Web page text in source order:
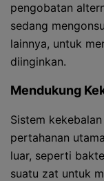
pengobatan
sedang
lainnya, untuk
diinginkan.
Mendukung
Sistem
pertahanan
luar, seperti
suatu zat untuk